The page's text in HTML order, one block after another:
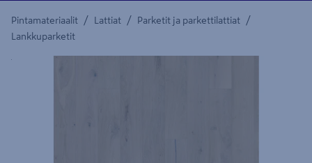
Pintamateriaalit / Lattiat / Parketit ja parkettilattiat /
Lankkuparketit
Yksityiskohtainen kuvaus löytyy Tuotteen kuvaus -